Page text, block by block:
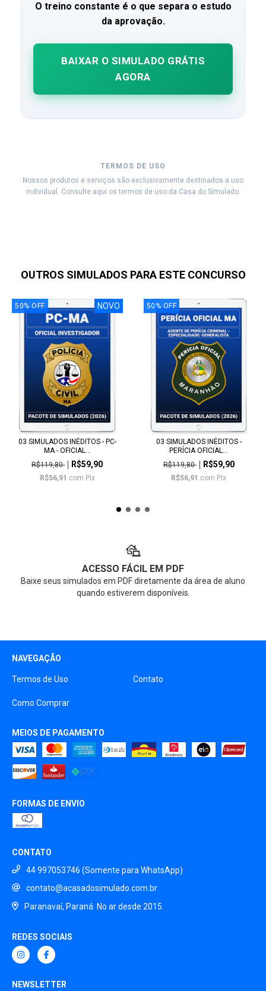
O treino constante é o que separa o estudo
da aprovação.
BAIXAR O SIMULADO GRÁTIS
AGORA
TERMOS DE USO
Nossos produtos e serviços são exclusivamente destinados a uso
individual. Consulte aqui os termos de uso da Casa do Simulado.
OUTROS SIMULADOS PARA ESTE CONCURSO
50% OFF NOVO
03 SIMULADOS INÉDITOS - PC-
MA - OFICIAL...
R$119,80
R$59,90
R$56,91 com Pix
50 % OFF
03 SIMULADOS INÉDITOS -
PERÍCIA OFICIAL...
R$119,80
R$59,90
R$56,91 com Pix
ACESSO FÁCIL EM PDF
Baixe seus simulados em PDF diretamente da área de aluno
quando estiverem disponíveis.
NAVEGAÇÃO
Termos de Uso Contato
Como Comprar
MEIOS DE PAGAMENTO
FORMAS DE ENVIO
CONTATO
44 997053746 (Somente para WhatsApp)
contato@acasadosimulado.com.br
Paranavaí, Paraná. No ar desde 2015.
REDES SOCIAIS
NEWSLETTER